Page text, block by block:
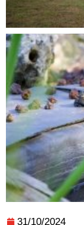
31/10/2024